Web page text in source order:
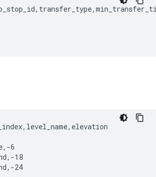
, transfer_type,
6
18